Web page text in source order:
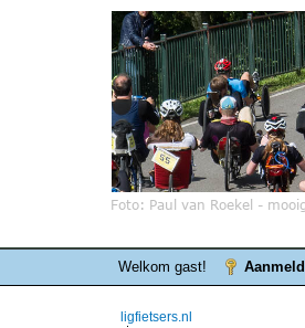
Welkom gast!
ligfietsers.nl